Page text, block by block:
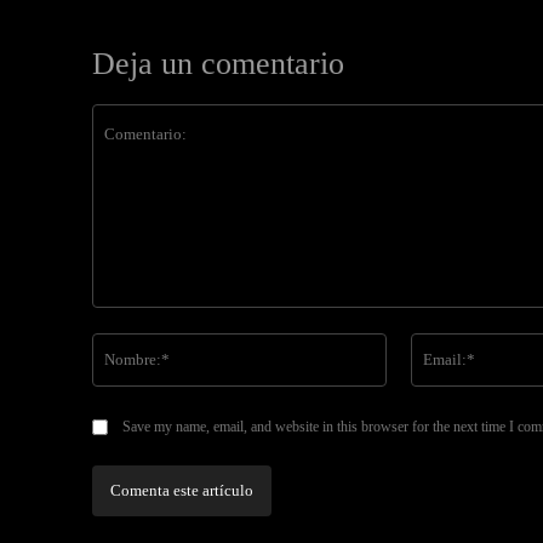
Deja un comentario
Save my name, email, and website in this browser for the next time I